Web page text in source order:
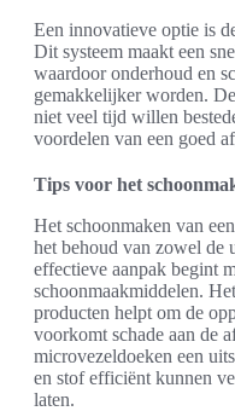
Een innovatieve optie is
Dit systeem maakt een
waardoor onderhoud en
gemakkelijker worden.
niet veel tijd willen
voordelen van een goed
Tips voor het
Het schoonmaken van
het behoud van zowel de
effectieve aanpak begint
schoonmaakmiddelen.
producten helpt om de
voorkomt schade aan de
microvezeldoeken een
en stof efficiënt kunnen
laten.